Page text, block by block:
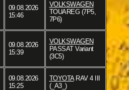
09.08.2026
15:46
VOLKSWAGEN
TOUAREG (7P5,
7P6)
09.08.2026
15:39
VOLKSWAGEN
PASSAT Variant
(3C5)
09.08.2026
15:25
TOYOTARAV 4 III
(_A3_)